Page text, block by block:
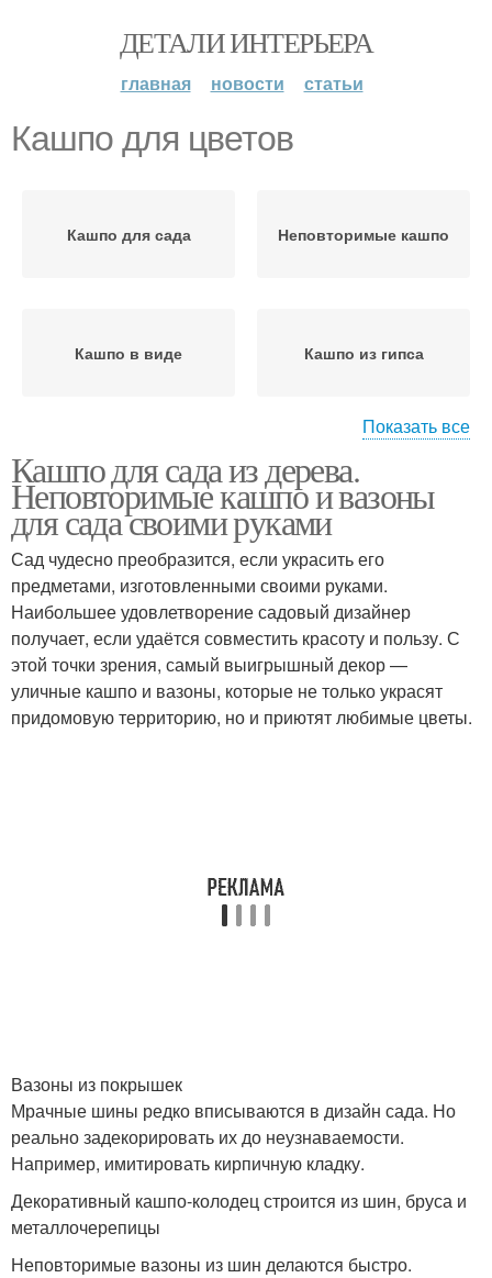
ДЕТАЛИ ИНТЕРЬЕРА
главная новости статьи
Кашпо для цветов
Кашпо для сада Неповторимые кашпо
Кашпо в виде Кашпо из гипса
Кашпо из дерева Кашпо из остатков
Кашпо из щебенки Удобное кашпо
Кашпо из пластиковой
бутылки
Кашпо из пластиковых
бутылок
Показать все
Кашпо для сада из дерева.
Неповторимые кашпо и вазоны
для сада своими руками
Сад чудесно преобразится, если украсить его
предметами, изготовленными своими руками.
Наибольшее удовлетворение садовый дизайнер
получает, если удаётся совместить красоту и пользу. С
этой точки зрения, самый выигрышный декор —
уличные кашпо и вазоны, которые не только украсят
придомовую территорию, но и приютят любимые цветы.
Вазоны из покрышек
Мрачные шины редко вписываются в дизайн сада. Но
реально задекорировать их до неузнаваемости.
Например, имитировать кирпичную кладку.
Декоративный кашпо-колодец строится из шин, бруса и
металлочерепицы
Неповторимые вазоны из шин делаются быстро.